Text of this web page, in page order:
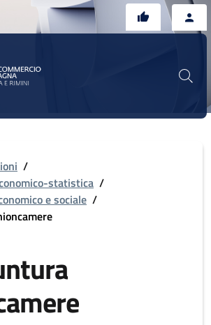
/
statistica /
e sociale /